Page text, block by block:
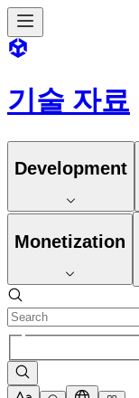
기술 자료
Development
Monetization